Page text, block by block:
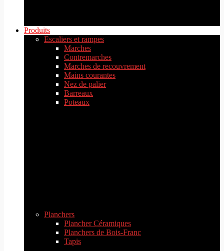
Produits
Escaliers et rampes
Marches
Contremarches
Marches de recouvrement
Mains courantes
Nez de palier
Barreaux
Poteaux
Planchers
Plancher Céramiques
Planchers de Bois-Franc
Tapis